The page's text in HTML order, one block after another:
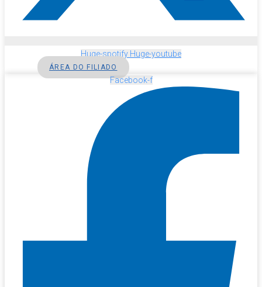
Huge-spotify Huge-youtube
ÁREA DO FILIADO
Facebook-f